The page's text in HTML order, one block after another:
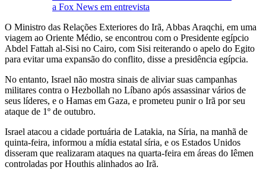
a Fox News em entrevista
O Ministro das Relações Exteriores do Irã, Abbas Araqchi, em uma
viagem ao Oriente Médio, se encontrou com o Presidente egípcio
Abdel Fattah al-Sisi no Cairo, com Sisi reiterando o apelo do Egito
para evitar uma expansão do conflito, disse a presidência egípcia.
No entanto, Israel não mostra sinais de aliviar suas campanhas
militares contra o Hezbollah no Líbano após assassinar vários de
seus líderes, e o Hamas em Gaza, e prometeu punir o Irã por seu
ataque de 1º de outubro.
Israel atacou a cidade portuária de Latakia, na Síria, na manhã de
quinta-feira, informou a mídia estatal síria, e os Estados Unidos
disseram que realizaram ataques na quarta-feira em áreas do Iêmen
controladas por Houthis alinhados ao Irã.